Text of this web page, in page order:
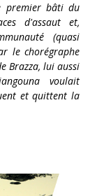
premier bâti du
d'assaut et,
(quasi
le chorégraphe
Brazza, lui aussi
voulait
et quittent la